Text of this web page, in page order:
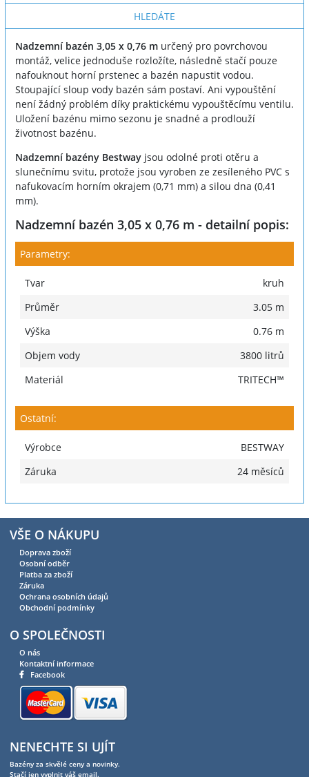
HLEDÁTE
Nadzemní bazén 3,05 x 0,76 m určený pro povrchovou
montáž, velice jednoduše rozložíte, následně stačí pouze
nafouknout horní prstenec a bazén napustit vodou.
Stoupající sloup vody bazén sám postaví. Ani vypouštění
není žádný problém díky praktickému vypouštěcímu ventilu.
Uložení bazénu mimo sezonu je snadné a prodlouží
životnost bazénu.
Nadzemní bazény Bestway jsou odolné proti otěru a
slunečnímu svitu, protože jsou vyroben ze zesíleného PVC s
nafukovacím horním okrajem (0,71 mm) a silou dna (0,41
mm).
Nadzemní bazén 3,05 x 0,76 m - detailní popis:
Parametry:
Tvar
kruh
Průměr
3.05 m
Výška
0.76 m
Objem vody
3800 litrů
Materiál
TRITECH™
Ostatní:
Výrobce
BESTWAY
Záruka
24 měsíců
VŠE O NÁKUPU
Doprava zboží
Osobní odběr
Platba za zboží
Záruka
Ochrana osobních údajů
Obchodní podmínky
O SPOLEČNOSTI
O nás
Kontaktní informace
Facebook
NENECHTE SI UJÍT
Bazény za skvělé ceny a novinky.
Stačí jen vyplnit váš email.